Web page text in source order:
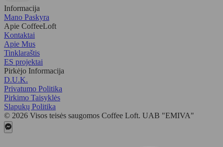
Informacija
Mano Paskyra
Apie CoffeeLoft
Kontaktai
Apie Mus
Tinklaraštis
ES projektai
Pirkėjo Informacija
D.U.K.
Privatumo Politika
Pirkimo Taisyklės
Slapukų Politika
© 2026 Visos teisės saugomos Coffee Loft. UAB "EMIVA"